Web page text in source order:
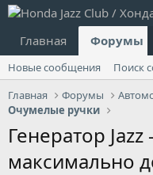
Главная Форумы
Новые сообщения
Поиск
Главная
Форумы
Очумелые ручки
Генератор Jazz
максимально